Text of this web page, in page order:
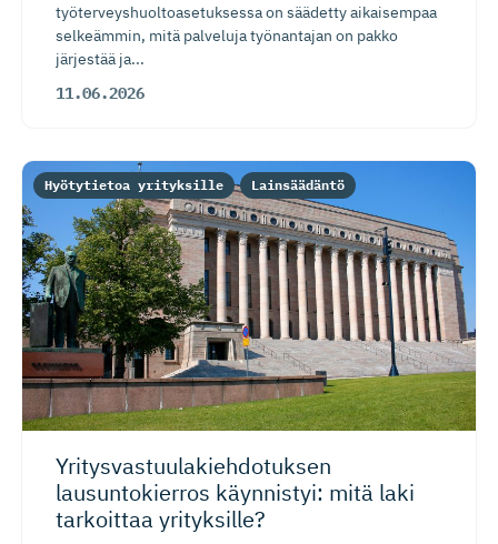
työterveyshuoltoasetuksessa on säädetty aikaisempaa
selkeämmin, mitä palveluja työnantajan on pakko
järjestää ja...
11.06.2026
Yritysvas­tuu­la­kieh­do­tuksen
lausuntokierros käynnistyi: mitä laki
tarkoittaa yrityksille?
Hyötytietoa yrityksille Lainsäädäntö